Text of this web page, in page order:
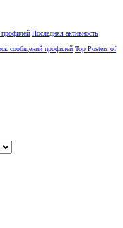
Последняя активность
сообщений профилей Top Posters of